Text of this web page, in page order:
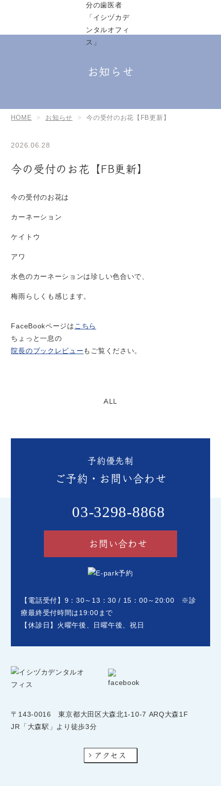
お知らせ
HOME お知らせ 今の受付のお花【FB更新】
2026.06.28
今の受付のお花【FB更新】
今の受付のお花は
カーネーション
ケイトウ
アワ
水色のカーネーションは珍しい色合いで、
梅雨らしくも感じます。
FaceBookページは こちら
ちょっと一息の
院長のブックレビューもご覧ください。
ALL
予約優先制
ご予約・お問い合わせ
03-3298-8868
お問い合わせ
【電話受付】9：30～13：30 / 15：00～20:00 ※診
療最終受付時間は19:00まで
【休診日】火曜午後、日曜午後、祝日
〒143-0016東京都大田区大森北1-10-7 ARQ大森1F
JR「大森駅」より徒歩3分
アクセス